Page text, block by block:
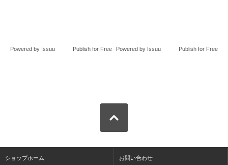
Powered by Issuu Publish for Free Powered by Issuu Publish for Free
ショップホーム お問い合わせ